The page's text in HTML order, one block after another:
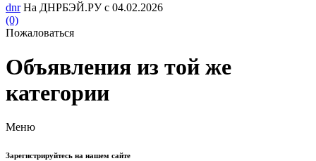
dnr На ДНРБЭЙ.РУ с 04.02.2026
(0)
Пожаловаться
Объявления из той же
категории
Меню
Зарегистрируйтесь на нашем сайте